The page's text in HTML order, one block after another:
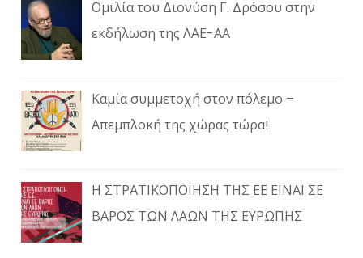
Ομιλία του Διονύση Γ. Δρόσου στην
εκδήλωση της ΛΑΕ-ΑΑ
Καμία συμμετοχή στον πόλεμο –
Απεμπλοκή της χώρας τώρα!
Η ΣΤΡΑΤΙΚΟΠΟΙΗΣΗ ΤΗΣ ΕΕ ΕΙΝΑΙ ΣΕ
ΒΑΡΟΣ ΤΩΝ ΛΑΩΝ ΤΗΣ ΕΥΡΩΠΗΣ